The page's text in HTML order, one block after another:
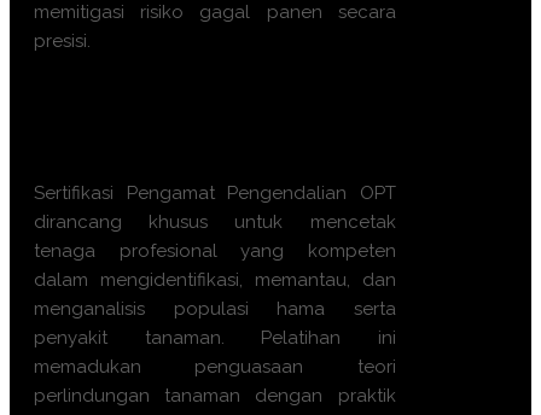
memitigasi risiko gagal panen secara
presisi.
Sertifikasi Pengamat Pengendalian OPT
dirancang khusus untuk mencetak
tenaga profesional yang kompeten
dalam mengidentifikasi, memantau, dan
menganalisis populasi hama serta
penyakit tanaman. Pelatihan ini
memadukan penguasaan teori
perlindungan tanaman dengan praktik